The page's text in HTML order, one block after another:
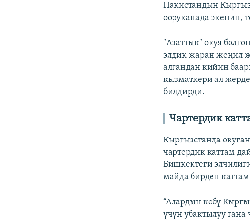
Пакистандын
ооруканада экенин,
"Азаттык" окуя
элдик жаран жеңил
алгандан кийин
кызматкери ал
билдирди.
Чартердик
Кыргызстанда
чартердик каттам
Бишкектеги
майда бирден
“Алардын көбү
үчүн убактылуу